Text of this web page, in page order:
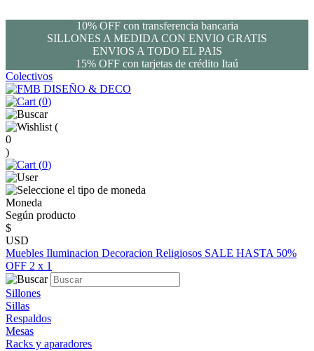
10% OFF con transferencia bancaria
SILLONES A MEDIDA CON ENVIO GRATIS
ENVIOS A TODO EL PAIS
15% OFF con tarjetas de crédito Itaú
Colectivos
(0)
(
0
)
(0)
Moneda
Según producto
$
USD
Muebles Iluminacion Decoracion Religiosos SALE HASTA 50%
OFF 2 x 1
Sillones
Sillas
Respaldos
Mesas
Racks y aparadores